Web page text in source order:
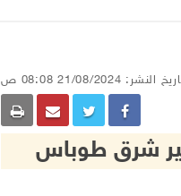
النشر: 21/08/2024 08:08 ص
شرق طوباس